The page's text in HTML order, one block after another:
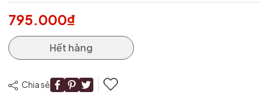
795.000₫
Hết hàng
Chia sẻ
Ngày hết hạn: